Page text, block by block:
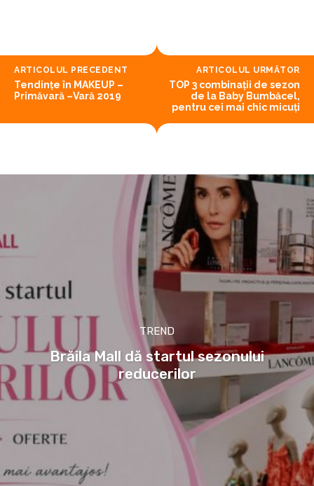
ARTICOLUL PRECEDENT
Tendințe în MAKEUP –
Primăvară –Vară 2019
ARTICOLUL URMĂTOR
TOP 3 combinații de sezon
de la Baby Bumbăcel,
pentru cei mai chic micuți
TREND
Brăila Mall dă startul sezonului
reducerilor